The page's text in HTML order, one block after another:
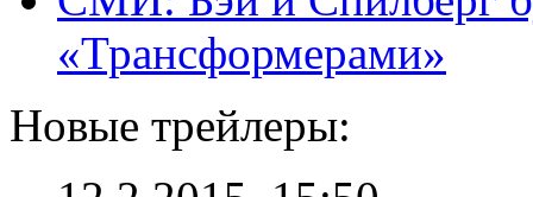
«Трансформерами»
Новые трейлеры: